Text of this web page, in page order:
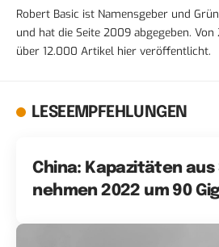
Robert Basic ist Namensgeber und
und hat die Seite 2009 abgegeben.
über 12.000 Artikel hier veröffentlicht.
LESEEMPFEHLUNGEN
China: Kapazitäten
nehmen 2022 um 90